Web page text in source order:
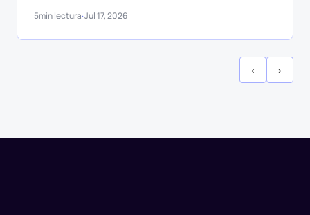
5min lectura·Jul 17, 2026
‹ ›